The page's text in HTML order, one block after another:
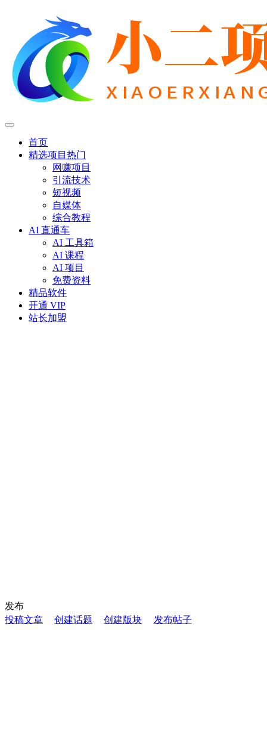
首页
精选项目 热门
网赚项目
引流技术
短视频
自媒体
综合教程
AI 直通车
AI 工具箱
AI 课程
AI 项目
免费资料
精品软件
开通 VIP
站长加盟
发布
投稿文章
创建话题 创建版块 发布帖子